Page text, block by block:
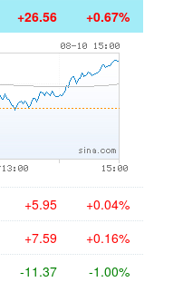
+26.56 +0.67%
+5.95 +0.04%
+7.59 +0.16%
-11.37 -1.00%